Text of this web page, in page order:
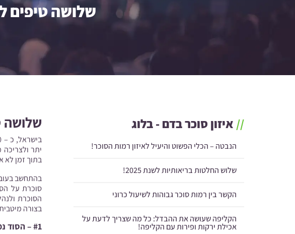
שלושה טיפים
שלושה
בתוך זמן לא
בהתחשב
סוכרת על
הסוכרת
בצורה
#1 – הסוד נמצא בידע
// איזון סוכר בדם - בלוג
הנבטה – הכלי הפשוט והיעיל לאיזון רמות הסוכר!
שלוש החלטות בריאותיות לשנת 2025!
הקשר בין רמות סוכר גבוהות לשיעול כרוני
הקליפה שעושה את ההבדל: כל מה שצריך לדעת על
אכילת ירקות ופירות עם הקליפה!